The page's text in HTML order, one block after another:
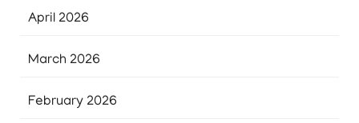
April 2026
March 2026
February 2026